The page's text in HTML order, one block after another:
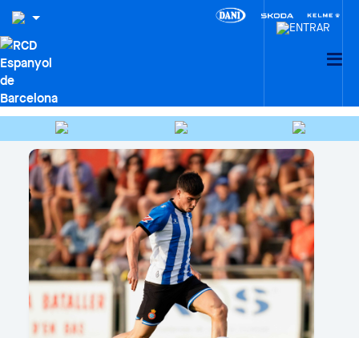
Buscar